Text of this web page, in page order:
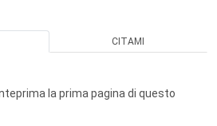
CITAMI
la prima pagina di questo